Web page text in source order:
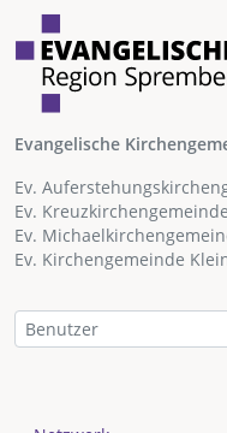
Evangelische
Ev.
Ev. Kreuzkirchengemeinde
Ev.
Ev. Kirchengemeinde